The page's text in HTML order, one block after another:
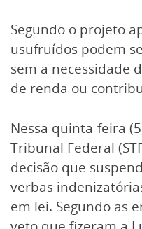
Segundo o projeto
usufruídos podem
sem a necessidade
de renda ou
Nessa quinta-feira
Tribunal Federal
decisão que
verbas
em lei. Segundo as